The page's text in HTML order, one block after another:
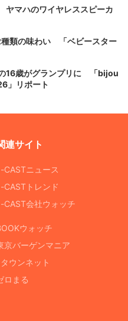
ヤマハのワイヤレススピーカ
種類の味わい 「ベビースター
16歳がグランプリに 「bijou
」リポート
連サイト
CASTニュース
CASTトレンド
CAST会社ウォッチ
ウォッチ
京バーゲンマニア
ウンネット
ロまる